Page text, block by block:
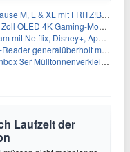
7690 für 1€ und 220€ Bonus (effektiv ab 19,74€/Monat)
4K Gaming-Monitor für 549€
TV+ & RTL+ für 30€/Monat (effektiv 20,83€/Monat)
mit Eingabestift für 197,99€
aus Metall für 577,15€
Laufzeit der